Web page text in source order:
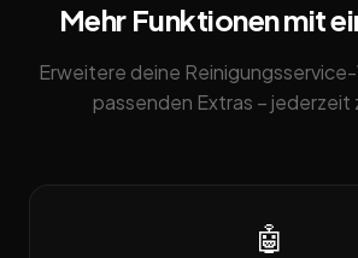
Mehr Funktionen mit
Erweitere deine
passenden Extras – jederzeit
🤖